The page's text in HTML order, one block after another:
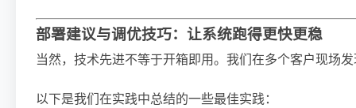
部署建议与调优技巧：让系统跑得更快更稳
当然，技术先进不等于开箱即用。我们在多个客户现场
以下是我们在实践中总结的一些最佳实践：